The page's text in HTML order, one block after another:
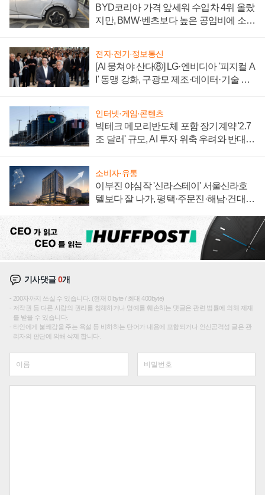
BYD코리아 가격 앞세워 수입차 4위 올랐
지만, BMW·벤츠보다 높은 공임비에 소비
전자·전기·정보통신
[AI 뭉쳐야 산다⑧] LG·엔비디아 '피지컬 A
I' 동맹 강화, 구광모 제조·데이터·기술 결
인터넷·게임·콘텐츠
빅테크 메모리반도체 포함 장기계약 '2.7
조 달러' 규모, AI 투자 위축 우려와 반대
소비자·유통
이부진 야심작 '신라스테이' 서울신라호
텔보다 잘 나가, 평택·주문진·해남·건대로
기사댓글0개
200자까지 쓰실 수 있습니다. (현재 0 byte / 최대 400byte)
저작권 등 다른 사람의 권리를 침해하거나 명예를 훼손하는 댓글은 관련 법률에 의해 제재
를 받을 수 있습니다.
타인에게 불쾌감을 주는 욕설 등 비하하는 단어가 내용에 포함되거나 인신공격성 글은 관
리자의 판단에 의해 삭제 합니다.